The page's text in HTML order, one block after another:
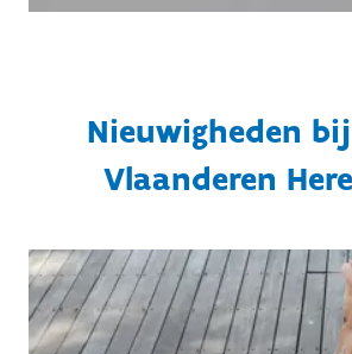
Nieuwigheden
Vlaanderen